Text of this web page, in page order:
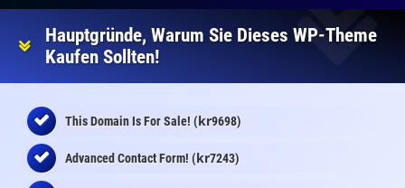
Hauptgründe, Warum Sie Dieses WP-Theme
Kaufen Sollten!
This Domain Is For Sale! (kr9698)
Advanced Contact Form! (kr7243)